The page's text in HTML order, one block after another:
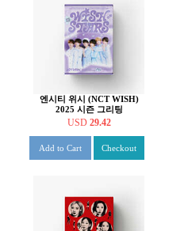
엔시티 위시 (NCT WISH)
2025 시즌 그리팅
USD 29.42
Add to Cart Checkout